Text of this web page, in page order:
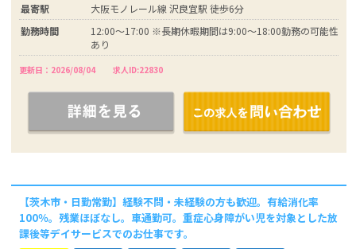
最寄駅
大阪モノレール線 沢良宜駅 徒歩6分
勤務時間
12:00～17:00 ※長期休暇期間は9:00～18:00勤務の可能性
あり
更新日：2026/08/04 求人ID:22830
【茨木市・日勤常勤】経験不問・未経験の方も歓迎。有給消化率
100％。残業ほぼなし。車通勤可。重症心身障がい児を対象とした放
課後等デイサービスでのお仕事です。